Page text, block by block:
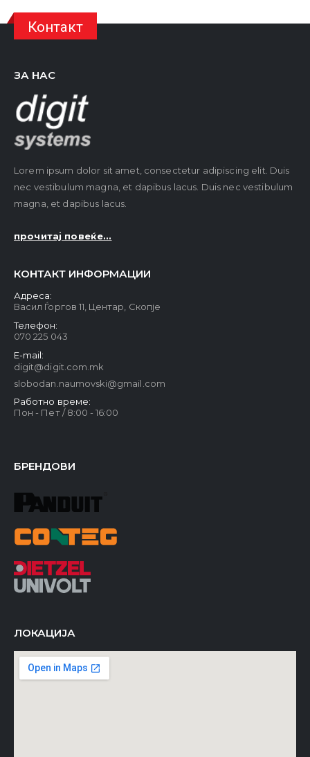
Контакт
ЗА НАС
Lorem ipsum dolor sit amet, consectetur adipiscing elit. Duis
nec vestibulum magna, et dapibus lacus. Duis nec vestibulum
magna, et dapibus lacus.
прочитај повеќе...
КОНТАКТ ИНФОРМАЦИИ
Адреса:
Васил Ѓоргов 11, Центар, Скопје
Телефон:
070 225 043
E-mail:
digit@digit.com.mk
slobodan.naumovski@gmail.com
Работно време:
Пон - Пет / 8:00 - 16:00
БРЕНДОВИ
ЛОКАЦИЈА